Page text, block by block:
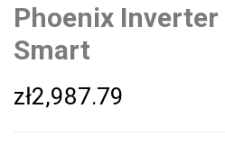
Phoenix
Smart
zł2,987.79